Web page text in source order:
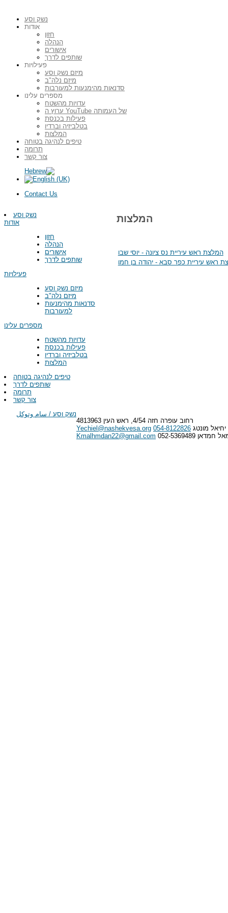
נשק וסע
אודות
חזון
הנהלה
אישורים
שותפים לדרך
פעילויות
מיזם נשק וסע
מיזם נלה"ב
סדנאות מהימנעות למעורבות
מספרים עלינו
עדויות מהשטח
ערוץ ה YouTube של העמותה
פעילות בכנסת
בטלביזיה וברדיו
המלצות
טיפים לנהיגה בטוחה
תרומה
צור קשר
Contact Us
נשק וסע
אודות
חזון
הנהלה
אישורים
שותפים לדרך
פעילויות
מיזם נשק וסע
מיזם נלה"ב
סדנאות מהימנעות
למעורבות
מספרים עלינו
עדויות מהשטח
פעילות בכנסת
בטלביזיה וברדיו
המלצות
טיפים לנהיגה בטוחה
שותפים לדרך
תרומה
צור קשר
המלצות
המלצת ראש עיריית נס ציונה - יוסי שבו
ראש עיריית כפר סבא - יהודה בן חמו
נשק וסע / سام وتوكل
רחוב עופרה חזה 4/54, ראש העין 4813963
מונטג 054-8122826
Yechiel@nashekvesa.org
חמדאן 052-5369489
Kmalhmdan22@gmail.com